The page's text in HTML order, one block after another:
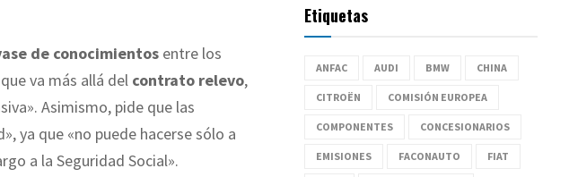
de conocimientos entre los
va más allá del contrato relevo,
Asimismo, pide que las
ya que «no puede hacerse sólo a
a la Seguridad Social».
Etiquetas
ANFAC AUDI BMW CHINA
CITROËN COMISIÓN EUROPEA
COMPONENTES CONCESIONARIOS
EMISIONES FACONAUTO FIAT